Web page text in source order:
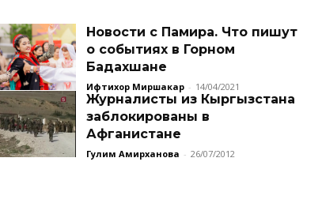
Новости с Памира. Что пишут
о событиях в Горном
Бадахшане
Ифтихор Миршакар - 14/04/2021
Журналисты из Кыргызстана
заблокированы в
Афганистане
Гулим Амирханова - 26/07/2012